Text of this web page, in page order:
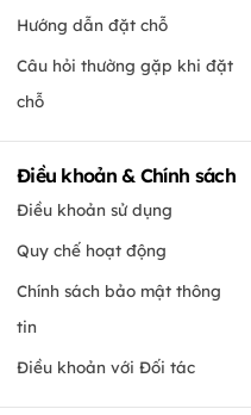
Hướng dẫn đặt chỗ
Câu hỏi thường gặp khi đặt
chỗ
Điều khoản & Chính sách
Điều khoản sử dụng
Quy chế hoạt động
Chính sách bảo mật thông
tin
Điều khoản với Đối tác